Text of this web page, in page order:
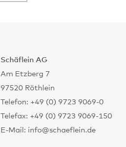
Schäflein AG
Am Etzberg 7
97520 Röthlein
Telefon: +49 (0) 9723 9069-0
Telefax: +49 (0) 9723 9069-150
E-Mail: info@schaeflein.de